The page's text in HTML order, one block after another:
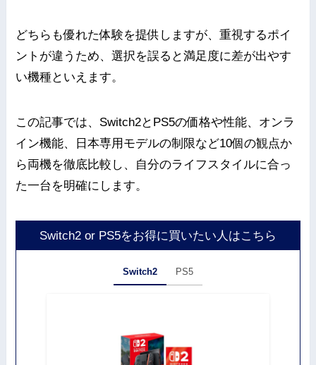
どちらも優れた体験を提供しますが、重視するポイ
ントが違うため、選択を誤ると満足度に差が出やす
い機種といえます。
この記事では、Switch2とPS5の価格や性能、オンラ
イン機能、日本専用モデルの制限など10個の観点か
ら両機を徹底比較し、自分のライフスタイルに合っ
た一台を明確にします。
Switch2 or PS5をお得に買いたい人はこちら
Switch2 PS5